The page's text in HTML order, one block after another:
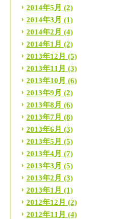
2014年5月 (2)
2014年3月 (1)
2014年2月 (4)
2014年1月 (2)
2013年12月 (5)
2013年11月 (3)
2013年10月 (6)
2013年9月 (2)
2013年8月 (6)
2013年7月 (8)
2013年6月 (3)
2013年5月 (5)
2013年4月 (7)
2013年3月 (5)
2013年2月 (3)
2013年1月 (1)
2012年12月 (2)
2012年11月 (4)